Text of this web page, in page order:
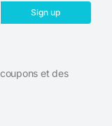
Sign up
et des